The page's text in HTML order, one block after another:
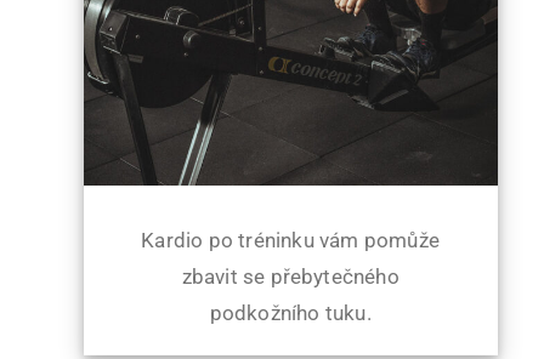
Kardio po tréninku vám pomůže
zbavit se přebytečného
podkožního tuku.